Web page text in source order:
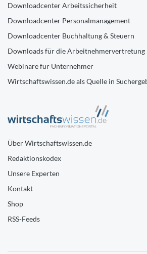
Downloadcenter Arbeitssicherheit
Downloadcenter Personalmanagement
Downloadcenter Buchhaltung & Steuern
Downloads für die Arbeitnehmervertretung
Webinare für Unternehmer
Wirtschaftswissen.de als Quelle in
Über Wirtschaftswissen.de
Redaktionskodex
Unsere Experten
Kontakt
Shop
RSS-Feeds